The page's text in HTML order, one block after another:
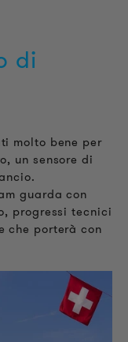
di
molto bene per
un sensore di
guarda con
progressi tecnici
che porterà con